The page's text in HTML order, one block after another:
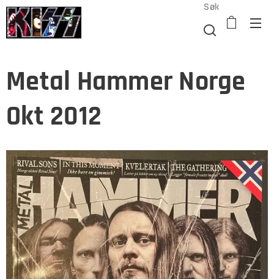
Søk
Metal Hammer Norge
Okt 2012